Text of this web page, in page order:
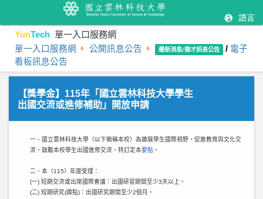
語言
YunTech 單一入口服務網
單一入口服務網 公開訊息公告 最新消息/徵才訊息公告 / 電子
看板訊息公告
【獎學金】115年「國立雲林科技大學學生
出國交流或進修補助」開放申請
一、國立雲林科技大學（以下簡稱本校）為擴展學生國際視野，促進教育與文化交
流，鼓勵本校學生出國進修交流，特訂定本要點 。
二、本（115）年度受理：
(一) 短期交流或出席國際會議：出國研習期間至少3天以上。
(二) 短期研究(蹲點)：出國研究期間至少2個月。